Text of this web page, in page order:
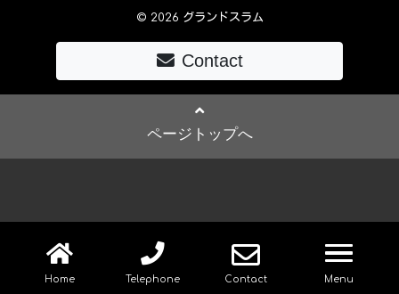
Home Telephone Contact Menu
© 2026 グランドスラム
Contact
ページトップへ